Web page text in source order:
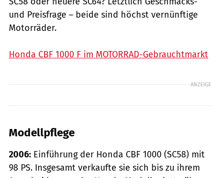
und Preisfrage – beide sind höchst vernünftige
Motorräder.
Honda CBF 1000 F im MOTORRAD-Gebrauchtmarkt
ANZEIGE
Modellpflege
2006: Einführung der Honda CBF 1000 (SC58) mit
98 PS. Insgesamt verkaufte sie sich bis zu ihrem